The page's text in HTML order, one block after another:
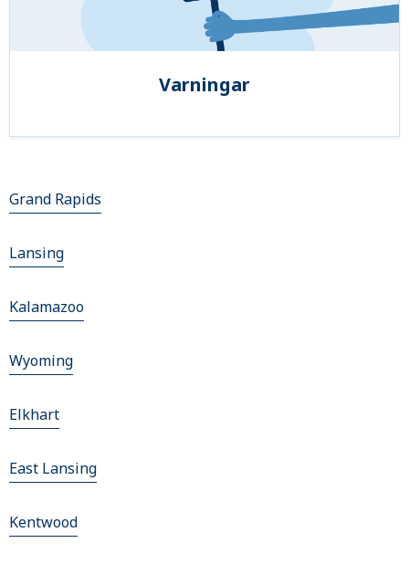
Varningar
Grand Rapids
Lansing
Kalamazoo
Wyoming
Elkhart
East Lansing
Kentwood